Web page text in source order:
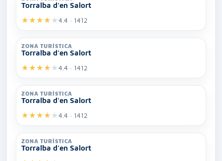
Torralba d'en Salort
★★★★ ★4.4 · 1412
ZONA TURÍSTICA
Torralba d'en Salort
★★★★ ★4.4 · 1412
ZONA TURÍSTICA
Torralba d'en Salort
★★★★ ★4.4 · 1412
ZONA TURÍSTICA
Torralba d'en Salort